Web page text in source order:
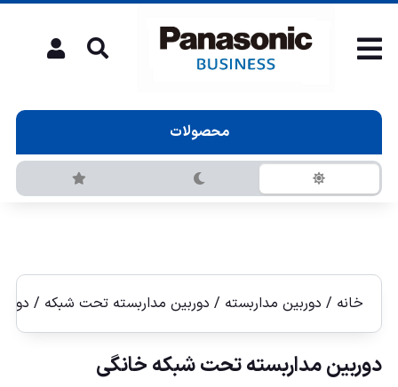
محصولات
خانه / دوربین مداربسته / دوربين مداربسته تحت شبكه /
دوربين مداربسته تحت شبكه خانگی